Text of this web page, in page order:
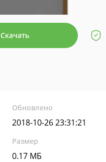
Скачать
Обновлено
2018-10-26 23:31:21
Размер
0.17 МБ